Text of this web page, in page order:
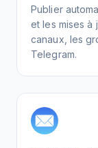
Publier
et les mises à
canaux, les
Telegram.